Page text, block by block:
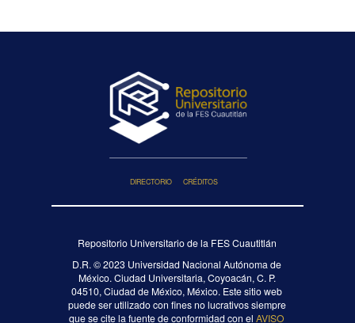
DIRECTORIO CRÉDITOS
Repositorio Universitario de la FES Cuautitlán
D.R. ©2023 Universidad Nacional Autónoma de
México. Ciudad Universitaria, Coyoacán, C. P.
04510, Ciudad de México, México. Este sitio web
puede ser utilizado con fines no lucrativos siempre
que se cite la fuente de conformidad con elAVISO